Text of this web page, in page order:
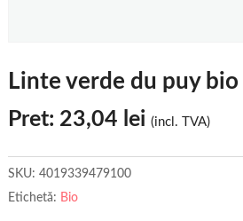
Linte verde du puy
Pret: 23,04 lei (incl. TVA)
SKU: 4019339479100
Etichetă: Bio